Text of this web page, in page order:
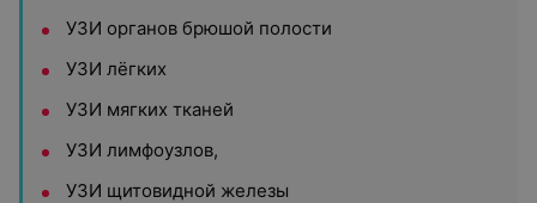
УЗИ органов брюшой полости
УЗИ лёгких
УЗИ мягких тканей
УЗИ лимфоузлов,
УЗИ щитовидной железы